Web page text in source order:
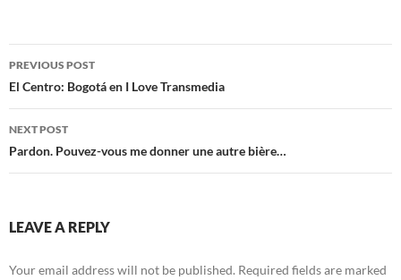
Post
navigation
PREVIOUS POST
El Centro: Bogotá en I Love Transmedia
NEXT POST
Pardon. Pouvez-vous me donner une autre bière…
LEAVE A REPLY
Your email address will not be published. Required fields are marked